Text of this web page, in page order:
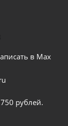
в Мах
рублей.